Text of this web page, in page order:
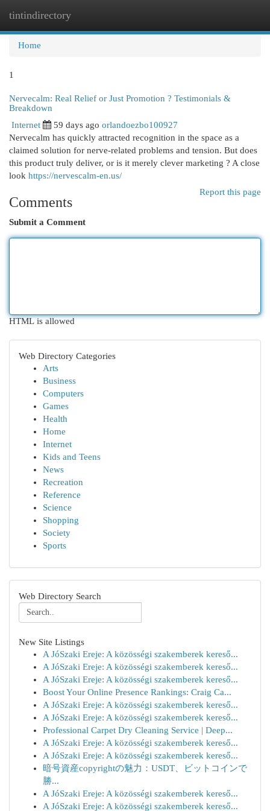
tintindirectory
Home
1
Nervecalm: Real Relief or Just Promotion ? Testimonials &
Breakdown
Internet 59 days ago orlandoezbo100927
Nervecalm has quickly attracted recognition in the space as a
claimed solution for nerve-related problems and tension. But does
this product truly deliver, or is it merely clever marketing ? A close
look https://nervescalm-en.us/
Report this page
Comments
Submit a Comment
HTML is allowed
Web Directory Categories
Arts
Business
Computers
Games
Health
Home
Internet
Kids and Teens
News
Recreation
Reference
Science
Shopping
Society
Sports
Web Directory Search
New Site Listings
A JóSzaki Ereje: A közösségi szakemberek kereső...
A JóSzaki Ereje: A közösségi szakemberek kereső...
A JóSzaki Ereje: A közösségi szakemberek kereső...
Boost Your Online Presence Rankings: Craig Ca...
A JóSzaki Ereje: A közösségi szakemberek kereső...
A JóSzaki Ereje: A közösségi szakemberek kereső...
Professional Carpet Dry Cleaning Service | Deep...
A JóSzaki Ereje: A közösségi szakemberek kereső...
A JóSzaki Ereje: A közösségi szakemberek kereső...
暗号資産copyrightの魅力：USDT、ビットコインで
勝...
A JóSzaki Ereje: A közösségi szakemberek kereső...
A JóSzaki Ereje: A közösségi szakemberek kereső...